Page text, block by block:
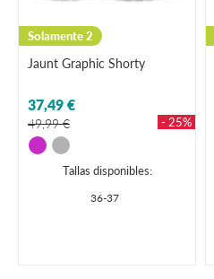
Solamente 2
Jaunt Graphic Shorty
37,49 €
49,99 € - 25%
Tallas disponibles:
36-37